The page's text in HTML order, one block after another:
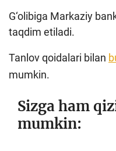
G‘olibiga Markaziy
taqdim etiladi.
Tanlov qoidalari bilan
mumkin.
Sizga ham
mumkin: